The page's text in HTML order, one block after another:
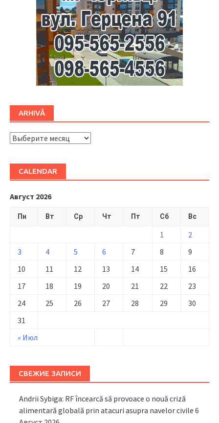
ARHIVĂ
ARHIVĂ
CALENDAR
Август 2026
Пн Вт Ср Чт Пт Сб Вс
« Июл
1
2
3
4 5 6 7 8
9
10
11 12 13 14 15
16
17
18 19 20 21 22
23
24
25 26 27 28 29
30
31
СВЕЖИЕ ЗАПИСИ
Andrii Sybiga: RF încearcă să provoace o nouă criză
alimentară globală prin atacuri asupra navelor civile 6